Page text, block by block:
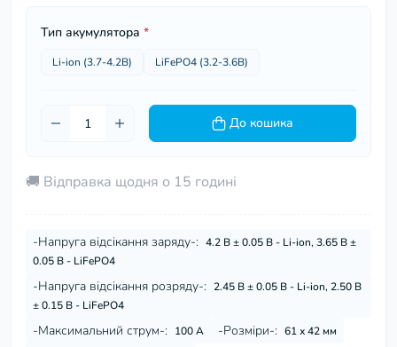
Тип акумулятора *
Li-ion (3.7-4.2В) LiFePO4 (3.2-3.6В)
До кошика
🚚 Відправка щодня о 15 годині
-Напруга відсікання заряду-: 4.2 В ± 0.05 В - Li-ion, 3.65 В ±
0.05 В - LiFePO4
-Напруга відсікання розряду-: 2.45 В ± 0.05 В - Li-ion, 2.50 В
± 0.15 В - LiFePO4
-Максимальний струм-: 100 А -Розміри-: 61 х 42 мм